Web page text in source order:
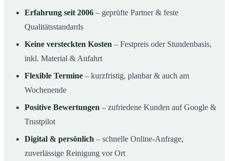
Erfahrung seit 2006 – geprüfte Partner & feste
Qualitätsstandards
Keine versteckten Kosten – Festpreis oder Stundenbasis,
inkl. Material & Anfahrt
Flexible Termine – kurzfristig, planbar & auch am
Wochenende
Positive Bewertungen – zufriedene Kunden auf Google &
Trustpilot
Digital & persönlich – schnelle Online-Anfrage,
zuverlässige Reinigung vor Ort